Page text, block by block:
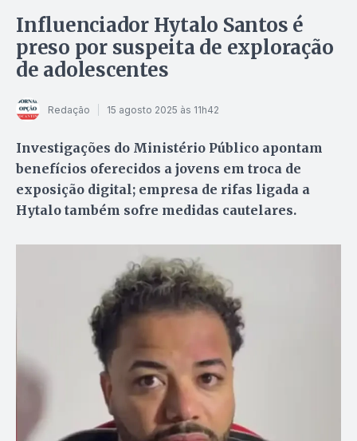
Influenciador Hytalo Santos é
preso por suspeita de exploração
de adolescentes
Redação 15 agosto 2025 às 11h42
Investigações do Ministério Público apontam
benefícios oferecidos a jovens em troca de
exposição digital; empresa de rifas ligada a
Hytalo também sofre medidas cautelares.